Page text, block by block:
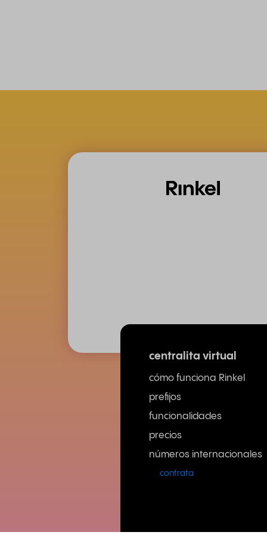
centralita virtual
cómo funciona Rinkel
prefijos
funcionalidades
precios
números internacionales
contrata